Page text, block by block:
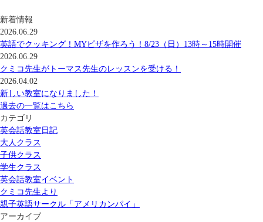
新着情報
2026.06.29
英語でクッキング！MYピザを作ろう！8/23（日）13時～15時開催
2026.06.29
クミコ先生がトーマス先生のレッスンを受ける！
2026.04.02
新しい教室になりました！
過去の一覧はこちら
カテゴリ
英会話教室日記
大人クラス
子供クラス
学生クラス
英会話教室イベント
クミコ先生より
親子英語サークル「アメリカンパイ」
アーカイブ